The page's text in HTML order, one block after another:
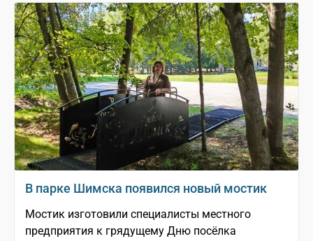
В парке Шимска появился новый мостик
Мостик изготовили специалисты местного
предприятия к грядущему Дню посёлка